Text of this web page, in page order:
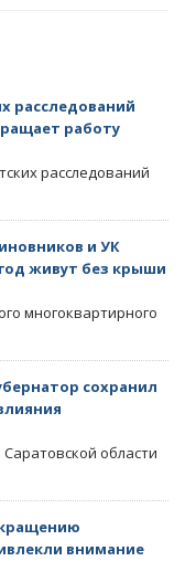
расследований
работу
расследований
и УК
живут без крыши
многоквартирного
сохранил
области
внимание